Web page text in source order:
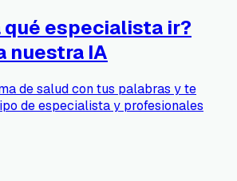
qué especialista ir?
nuestra IA
de salud con tus palabras y te
de especialista y profesionales